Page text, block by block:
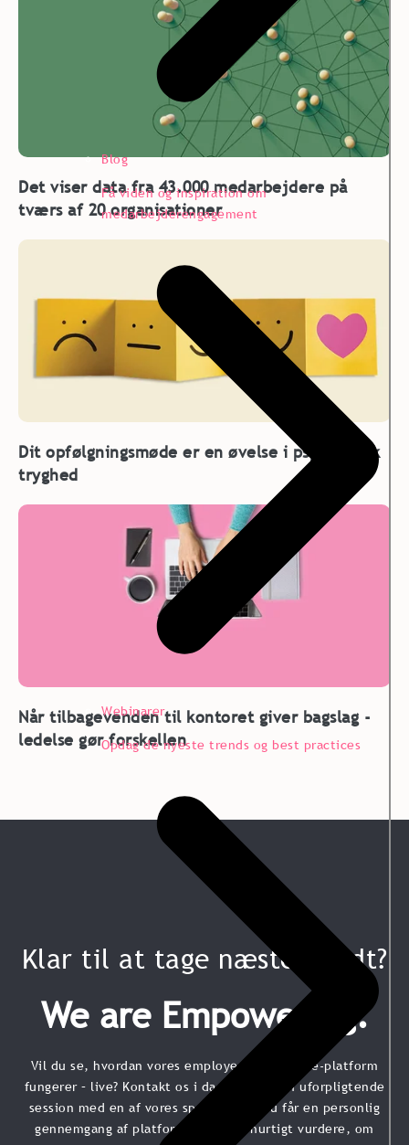
Blog
Få viden og inspiration om
medarbejderengagement
Webinarer
Opdag de nyeste trends og best practices
Det viser data fra 43.000 medarbejdere på
tværs af 20 organisationer
Dit opfølgningsmøde er en øvelse i psykologisk
tryghed
Når tilbagevenden til kontoret giver bagslag -
ledelse gør forskellen
Klar til at tage næste skridt?
We are Empowering.
Vil du se, hvordan vores employee experience-platform
fungerer – live? Kontakt os i dag og book en uforpligtende
session med en af vores specialister. Du får en personlig
gennemgang af platformen og kan hurtigt vurdere, om